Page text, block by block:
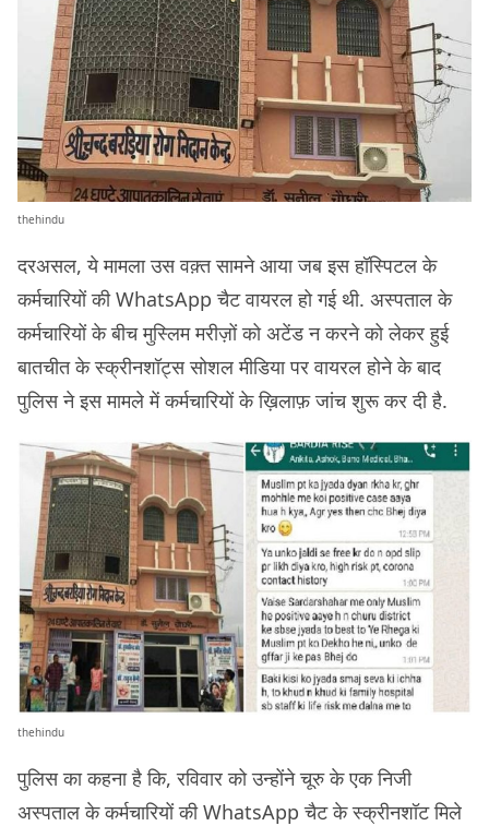
thehindu
दरअसल, ये मामला उस वक़्त सामने आया जब इस हॉस्पिटल के
कर्मचारियों की WhatsApp चैट वायरल हो गई थी. अस्पताल के
कर्मचारियों के बीच मुस्लिम मरीज़ों को अटेंड न करने को लेकर हुई
बातचीत के स्क्रीनशॉट्स सोशल मीडिया पर वायरल होने के बाद
पुलिस ने इस मामले में कर्मचारियों के ख़िलाफ़ जांच शुरू कर दी है.
thehindu
पुलिस का कहना है कि, रविवार को उन्होंने चूरु के एक निजी
अस्पताल के कर्मचारियों की WhatsApp चैट के स्क्रीनशॉट मिले